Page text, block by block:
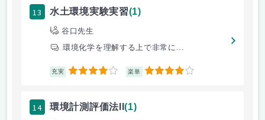
13 水土環境実験実習(1)
谷口先生
環境化学を理解する上で非常に...
充実 4 楽単 4
14 環境計測評価法II(1)